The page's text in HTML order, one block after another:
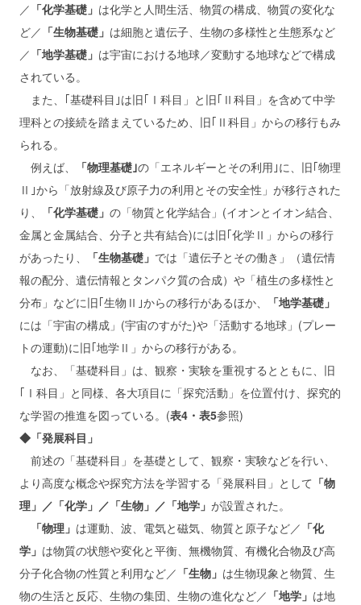
／ 「化学基礎」 は化学と人間生活、物質の構成、物質の変化な
ど／ 「生物基礎」 は細胞と遺伝子、生物の多様性と生態系など
／ 「地学基礎」 は宇宙における地球／変動する地球などで構成
されている。
また、｢基礎科目｣は旧｢Ⅰ科目」と旧｢Ⅱ科目」を含めて中学
理科との接続を踏まえているため、旧｢Ⅱ科目」からの移行もみ
られる。
例えば、
「物理基礎｣の「エネルギーとその利用｣に、旧｢物理
Ⅱ｣から「放射線及び原子力の利用とその安全性」が移行された
り、
「化学基礎」 の「物質と化学結合」(イオンとイオン結合、
金属と金属結合、分子と共有結合)には旧｢化学Ⅱ」からの移行
があったり、
「生物基礎」 では「遺伝子とその働き」（遺伝情
報の配分、遺伝情報とタンパク質の合成）や「植生の多様性と
分布」などに旧｢生物Ⅱ｣からの移行があるほか、
「地学基礎」
には「宇宙の構成」(宇宙のすがた)や「活動する地球」(プレー
トの運動)に旧｢地学Ⅱ」からの移行がある。
なお、「基礎科目」は、観察・実験を重視するとともに、旧
｢Ⅰ科目」と同様、各大項目に「探究活動」を位置付け、探究的
な学習の推進を図っている。(表4・表5参照)
◆「発展科目」
前述の「基礎科目」を基礎として、観察・実験などを行い、
より高度な概念や探究方法を学習する「発展科目」として 「物
理」／「化学」／「生物」／「地学」 が設置された。
「物理」 は運動、波、電気と磁気、物質と原子など／ 「化
学」 は物質の状態や変化と平衡、無機物質、有機化合物及び高
分子化合物の性質と利用など／ 「生物」 は生物現象と物質、生
物の生活と反応、生物の集団、生物の進化など／ 「地学」 は地